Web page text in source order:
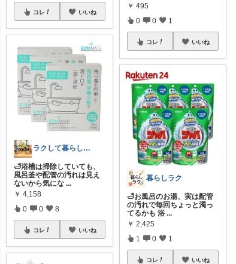
コレ いいね
ラクして暮らしたい部
🛁浴槽は掃除していても、
風呂釜や配管の汚れは見え
ないから気にな ...
￥ 4,158
0 0 8
コレ いいね
￥ 495
0 0 1
コレ いいね
暮らしラク
🛁お風呂のお湯、実は配管
の汚れで毎回ちょっと濁っ
てるかも 浴 ...
￥ 2,425
1 0 1
コレ いいね